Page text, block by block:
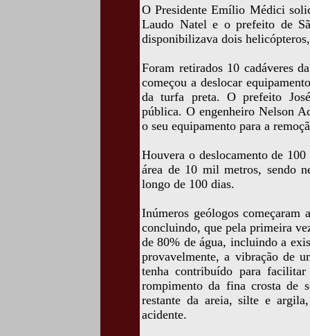
O Presidente Emílio Médici
Laudo Natel e o prefeito de
disponibilizava dois
Foram retirados 10 cadáveres
começou a deslocar
da turfa preta. O prefeito
pública. O engenheiro Nelson
o seu equipamento para a
Houvera o deslocamento de
área de 10 mil metros, sendo
longo de 100 dias.
Inúmeros geólogos começaram
concluindo, que pela primeira
de 80% de água, incluindo a
provavelmente, a vibração de
tenha contribuído para
rompimento da fina crosta de
restante da areia, silte e
acidente.